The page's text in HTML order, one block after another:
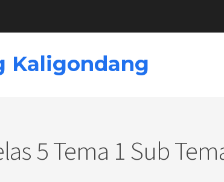
Kaligondang
5 Tema 1 Sub